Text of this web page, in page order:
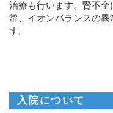
治療も行います。腎不
常、イオンバランスの
す。
入院について